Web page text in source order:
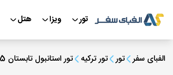
تور ویزا هتل
الفبای سفر تور تور ترکیه تور استانبول تابستان 1405